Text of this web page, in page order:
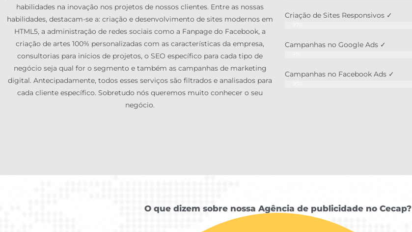
habilidades na inovação nos projetos de nossos clientes. Entre as nossas
habilidades, destacam-se a: criação e desenvolvimento de sites modernos em
HTML5, a administração de redes sociais como a Fanpage do Facebook, a
criação de artes 100% personalizadas com as características da empresa,
consultorias para inícios de projetos, o SEO específico para cada tipo de
negócio seja qual for o segmento e também as campanhas de marketing
digital. Antecipadamente, todos esses serviços são filtrados e analisados para
cada cliente específico. Sobretudo nós queremos muito conhecer o seu
negócio.
Criação de Sites Responsivos ✓
Campanhas no Google Ads ✓
Campanhas no Facebook Ads ✓
O que dizem sobre nossa Agência de publicidade no Cecap?